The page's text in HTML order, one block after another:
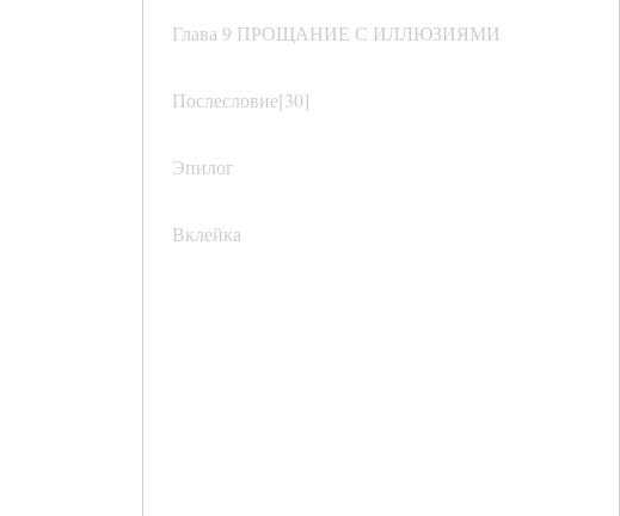
Глава 9 ПРОЩАНИЕ С ИЛЛЮЗИЯМИ
Послесловие[30]
Эпилог
Вклейка